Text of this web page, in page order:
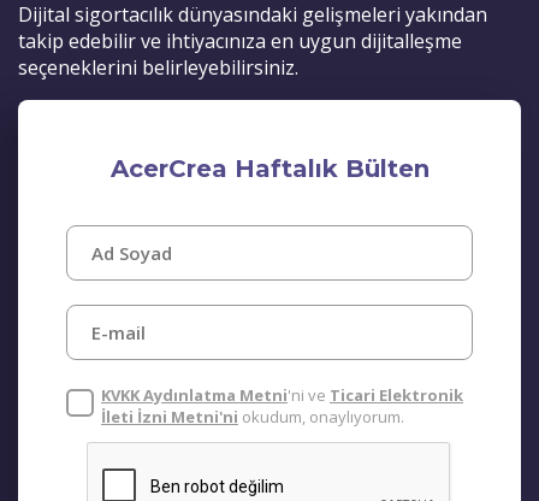
Dijital sigortacılık dünyasındaki gelişmeleri yakından
takip edebilir ve ihtiyacınıza en uygun dijitalleşme
seçeneklerini belirleyebilirsiniz.
AcerCrea Haftalık Bülten
KVKK Aydınlatma Metni'ni ve Ticari Elektronik
İleti İzni Metni'ni okudum, onaylıyorum.